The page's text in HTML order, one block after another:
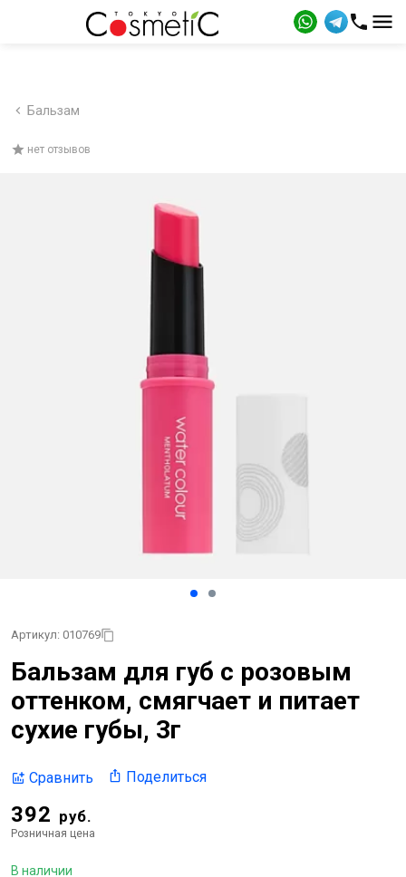
Бальзам
нет отзывов
Артикул: 010769
Бальзам для губ с розовым
оттенком, смягчает и питает
сухие губы, 3г
Сравнить Поделиться
392 руб.
Розничная цена
В наличии